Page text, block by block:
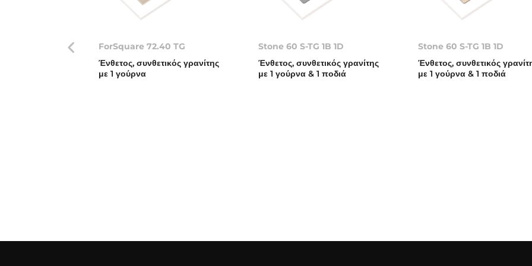
ForSquare 72.40 TG
Ένθετος, συνθετικός γρανίτης
με 1 γούρνα
Stone 60 S-TG 1B 1D
Ένθετος, συνθετικός γρανίτης
με 1 γούρνα & 1 ποδιά
Stone 60 S-TG 1B 1D
Ένθετος, συνθετικός
με 1 γούρνα & 1 ποδιά